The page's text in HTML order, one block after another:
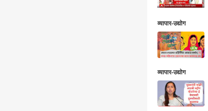
व्यापार-उद्योग
व्यापार-उद्योग